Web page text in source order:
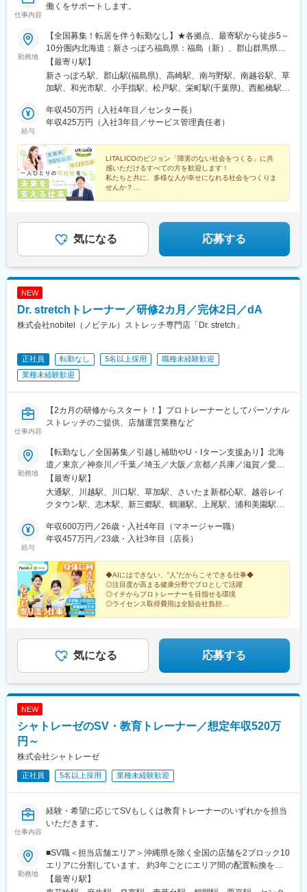
仕事内容
働くをサポートします。
勤務地
【全国募集！転居を伴う転勤なし】★各拠点、最寄駅から徒歩5～
10分圏内北海道：新さっぽろ福島県：福島（新）、郡山群馬県：
高崎東口埼玉県：さいたま浦和、和光、小手指、南越谷、草加、
朝霞台（新）千葉県：千葉中央公園、柏西口、西船橋、松戸西口
中通、市原（新）東京都：水道橋、錦糸町、上野（新）、秋葉
浜都築、川崎、川崎駅前南、二俣川、本厚木、横須賀（新）、大
和（新）、小田原（新）長野県：松本（新）静岡県：静岡、富士
宮、名古屋金山、豊田岐阜県：岐阜大阪府：大阪梅田、住道奈良
県：奈良（新）京都府：京都駅前、京都駅南、山科醍醐、伏見桃
山、四条大宮、四条河原町、烏丸御池、宇治岡山県：倉敷広島
県：広島、広島駅南、広島横川、広島紙屋町・新＝新規開設拠
点。開設前、別拠点配属の可能性あり・詳細：『LITALICOワーク
属先を決定予定。上記以外の拠点希望も歓迎※受動喫煙対策：屋内
全面禁煙
【最寄り駅】
新さっぽろ駅、郡山駅(福島県)、高崎駅、南与野駅、南越谷駅、草
加駅、和光市駅、小手指駅、松戸駅、栄町駅(千葉県)、西船橋駅、
向原駅(東京都)、錦糸町駅、葛西駅、亀有駅、新小岩駅、センター
南駅、本厚木駅、川崎駅、京急川崎駅、二俣川駅、名鉄岐阜駅、
知県)、八事駅、豊田市駅、椥辻駅、京都河原町駅、大宮駅(京都
府)、京都駅、烏丸御池駅、東寺駅、桃山御陵前駅、宇治駅(奈良
線)、北新地駅、住道駅、倉敷市駅、横川駅、立町駅、広島駅、稲
荷町駅(広島県)、新札幌駅、新越谷駅、葭川公園駅、京成西船駅、
新橋駅、日暮里駅、秋葉原駅、九段下駅、大塚駅(東京都)、岐阜
四条駅、四条大宮駅、四条駅(京都市営)、九条駅(京都府)、伏見桃
山駅、東梅田駅、倉敷駅、横川駅(広島県)、紙屋町東駅、松川町
駅、千葉中央駅、東中山駅、虎ノ門駅、西日暮里駅、神田駅(東京
給与
年収450万円（入社4年目／センター長）
年収425万円（入社3年目／サービス管理責任者）
LITALICOのビジョン「障害のない社会をつくる」に共
感いただけるすべての方を歓迎します！
私たちと共に、多様な人が幸せになれる社会をつくりま
せんか？
◎オンライン事業説明会開催中
気になる 応募する
NEW
Dr. stretchトレーナー／研修2カ月／完休2日／dA
株式会社nobitel（ノビテル）ストレッチ専門店「Dr. stretch」
正社員 転勤なし 5名以上採用
職種未経験歓迎
業種未経験歓迎
仕事内容
【2カ月の研修からスタート！】プロトレーナーとしてパーソナル
ストレッチのご提供、店舗運営業務など
勤務地
【転勤なし／全国募集／引越し補助やU・Iターン支援あり】北海
道／東京／神奈川／千葉／埼玉／大阪／京都／兵庫／滋賀／愛知
／岐阜／福岡／広島／岡山＜新店舗続々オープン＞愛知、東京、
埼玉、大阪など◎勤務地の希望考慮◎U・Iターン歓迎◎引っ越し
手当（上限35万円まで）※規定あり※以下店舗への配属の場合は、
由が丘・幡ヶ谷 ・下高井戸・学芸大学・三軒茶屋・中目黒・下北
沢・千歳烏山・恵比寿・BINO御徒町・八王子・月島・ヨドバシ
口・ひばりが丘パルコ・仙川・練馬└神奈川：武蔵小杉・元住
吉・上大岡京急└千葉：イオンモール成田└兵庫：神戸元町・三宮
トアロード・三宮・デュオこうべ・ニッケパークタウン加古川・
姫路・イオンモール神戸北└広島：広島本通・ゆめタウン広島└岡
山：イオンモール岡山・倉敷天満屋※受動喫煙対策：施設内禁煙
【最寄り駅】
大通駅、川越駅、川口駅、草加駅、さいたま新都心駅、越谷レイ
クタウン駅、志木駅、新三郷駅、鶴瀬駅、上尾駅、浦和美園駅、
田馬場駅、吉祥寺駅、池袋駅、渋谷駅、錦糸町駅、亀戸駅、東京
駅、新宿駅(東京メトロ)、南大沢駅、宝町駅(東京都)、四谷三丁目
駅、蒲田駅、御茶ノ水駅、門前仲町駅、有明テニスの森駅、神田
駅(東京都)、六本木駅、木場駅(東京都)、有楽町駅、新宿西口駅、
日本橋駅(東京都)、高円寺駅、町田駅、東中野駅、虎ノ門ヒルズ
駅、新宿三丁目駅、麹町駅、成城学園前駅、五反田駅、二子玉川
駅、亀有駅、西大島駅、大森駅(東京都)、大塚駅(東京都)、駒沢大
みなとみらい駅、新百合ケ丘駅、平塚駅、橋本駅(神奈川県)、二俣
川駅、中央林間駅、石川町駅、ゆめが丘駅、藤沢駅、日吉駅(神奈
川県)、東戸塚駅、モレラ岐阜駅、美濃青柳駅、名鉄名古屋駅、名
瀬田駅(滋賀県)、東寺駅、京都河原町駅、北大路駅、西院駅(阪急
近鉄日本橋駅、十三駅、なんば駅(南海線)、近鉄八尾駅、大阪阿部
野橋駅、東梅田駅、なんば駅(地下鉄)、横堤駅、大日駅、心斎橋
駅、北花田駅、大阪梅田駅(阪急線)、大阪梅田駅(阪神線)、河内天
森ノ宮駅、都島駅、摂津本山駅、仁川駅、鳴尾・武庫川女子大前
駅、御影駅(兵庫県・阪神線)、尼崎駅(東海道本線)、西宮北口駅、
駅、小倉駅(福岡県)、鴨宮駅、忍ケ丘駅、茶山・京都芸術大学駅、
和泉中央駅、自由が丘駅、幡ケ谷駅、下高井戸駅、学芸大学駅、
三軒茶屋駅、中目黒駅、下北沢駅、武蔵小杉駅、みなと元町駅、
千歳烏山駅、旧居留地・大丸前駅、元住吉駅、三宮・花時計前
給与
年収600万円／26歳・入社4年目（マネージャー職）
年収457万円／23歳・入社3年目（店長）
◆AIにはできない、“人”だからこそできる仕事◆
◎注目度が高まる健康分野でプロとして活躍
◎イチからプロトレーナーを目指せる環境
◎ライセンス取得費用は全額会社負担
気になる 応募する
NEW
シャトレーゼのSV・教育トレーナー／想定年収520万
円～
株式会社シャトレーゼ
正社員 5名以上採用 業種未経験歓迎
仕事内容
経験・希望に応じてSVもしくは教育トレーナーのいずれかを担当
いただきます。
勤務地
■SV職＜担当店舗エリア＞沖縄県を除く全国の店舗を2ブロック10
エリアに分割しています。 約3年ごとにエリア間の配置転換を行
い、多様な経験を積みながらキャリア形成いただきます。・北海
道・東北 ・北関東 ・埼玉千葉 ・東京神奈川 ・北陸甲信越 ・東海
【最寄り駅】